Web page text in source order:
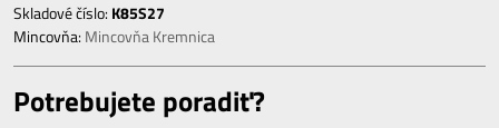
Skladové číslo: K85S27
Mincovňa: Mincovňa Kremnica
Potrebujete poradiť?